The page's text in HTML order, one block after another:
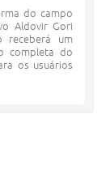
do campo
Aldovir Gori
receberá um
completa do
os usuários